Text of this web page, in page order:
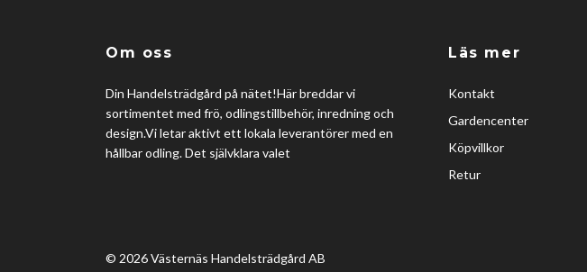
Om oss
Din Handelsträdgård på nätet!Här breddar vi
sortimentet med frö, odlingstillbehör, inredning och
design.Vi letar aktivt ett lokala leverantörer med en
hållbar odling. Det självklara valet
Läs mer
Kontakt
Gardencenter
Köpvillkor
Retur
© 2026 Västernäs Handelsträdgård AB